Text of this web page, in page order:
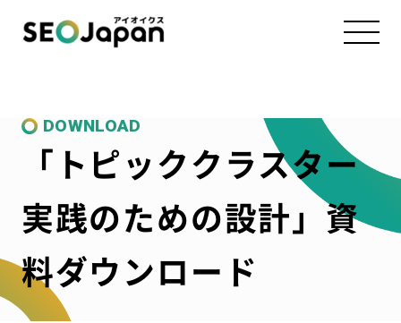
DOWNLOAD
「トピッククラスター
実践のための設計」資
料ダウンロード